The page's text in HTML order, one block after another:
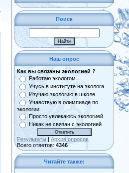
Поиск
Наш опрос
Как вы связаны экологией ?
Работаю экологом.
Учусь в институте на эколога.
Изучаю экологию в школе.
Учавствую в олимпиаде по
экологии.
Просто увлекаюсь экологией.
Никак не связан с экологией
Результаты | Архив опросов
Всего ответов: 4346
Читайте также: